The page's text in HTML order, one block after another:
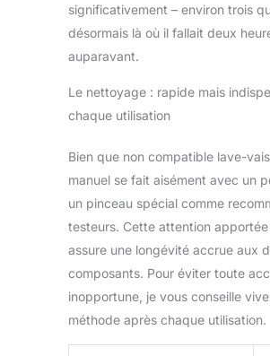
significativement – environ trois
désormais là où il fallait deux
auparavant.
Le nettoyage : rapide mais
chaque utilisation
Bien que non compatible lave-
manuel se fait aisément avec un
un pinceau spécial comme
testeurs. Cette attention
assure une longévité accrue aux
composants. Pour éviter toute
inopportune, je vous conseille
méthode après chaque utilisation.